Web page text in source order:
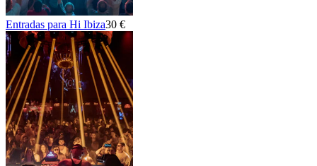
Entradas para Hi Ibiza30 €